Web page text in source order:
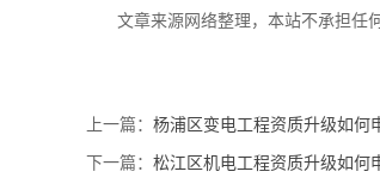
文章来源网络整理，本站不承担任
上一篇： 杨浦区变电工程资质升级如何
下一篇： 松江区机电工程资质升级如何